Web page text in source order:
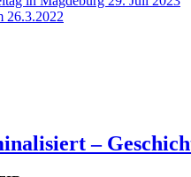
26.3.2022
–